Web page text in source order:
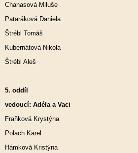
Chanasová Miluše
Pataráková Daniela
Štrébl Tomáš
Kubernátová Nikola
Štrébl Aleš
5. oddíl
vedoucí: Adéla a Vaci
Fraňková Krystýna
Polach Karel
Hámková Kristýna